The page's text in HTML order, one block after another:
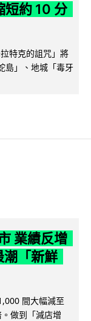
短約 10 分
特克的詛咒」將
島」、地城「毒牙
業績反增
潮「新鮮
間大幅減至
做到「減店增